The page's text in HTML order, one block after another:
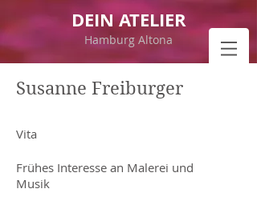
DEIN ATELIER
Hamburg Altona
Susanne Freiburger
Vita
Frühes Interesse an Malerei und
Musik